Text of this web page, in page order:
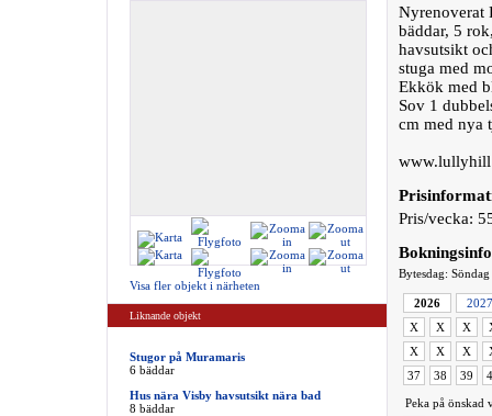
Visa fler objekt i närheten
Liknande objekt
Stugor på Muramaris
6 bäddar
Hus nära Visby havsutsikt nära bad
8 bäddar
Nyrenoverat
bäddar, 5
havsutsikt
stuga med
Ekkök med
Sov 1
cm med nya
Pris/vecka:
Bytesdag: Söndag
2026
2027
X
X X
X
X X
37
38 39
Peka på önskad